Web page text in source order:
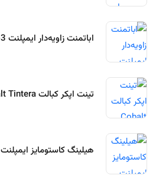
اباتمنت زاویه‌دار ایمپلنت bio3
تینت اپکر کبالت Cobalt Tintera
هیلینگ کاستومایز ایمپلنت bio3